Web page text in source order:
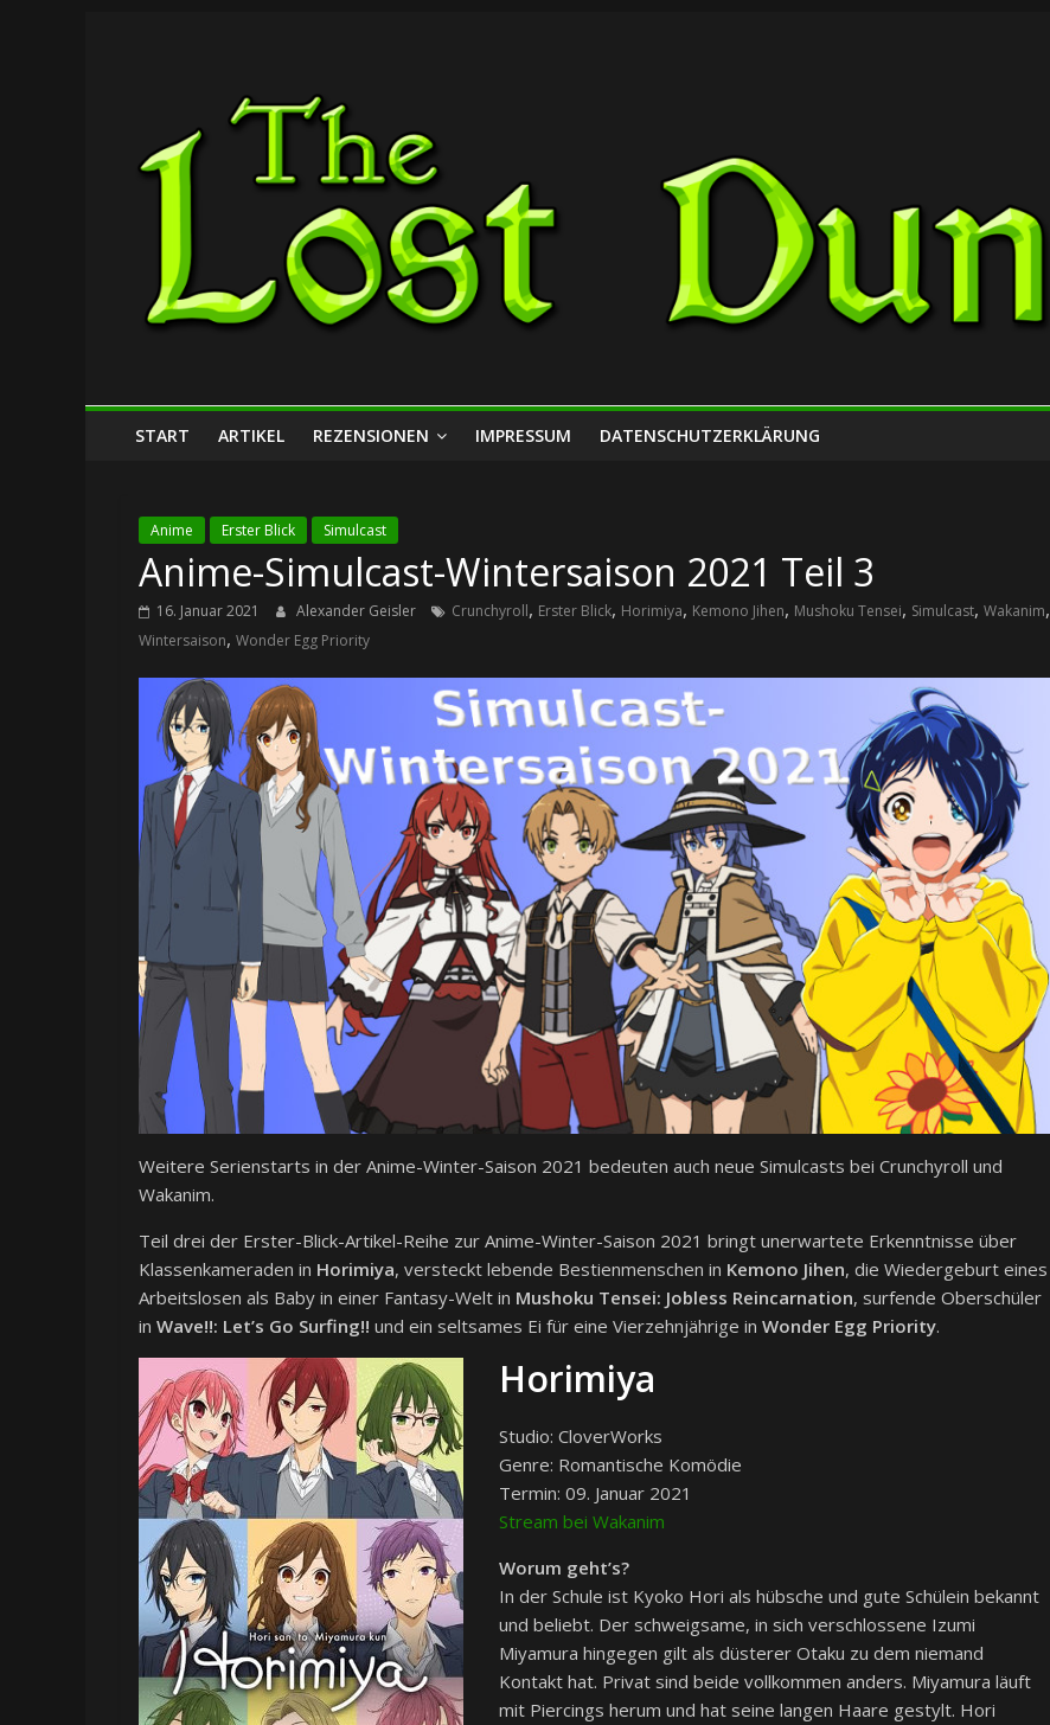
Lost
Dungeon
START ARTIKEL REZENSIONEN IMPRESSUM DATENSCHUTZERKLÄRUNG
Anime Erster Blick Simulcast
Anime-Simulcast-Wintersaison 2021 Teil 3
16. Januar 2021 Alexander Geisler Crunchyroll, Erster Blick, Horimiya, Kemono Jihen, Mushoku Tensei, Simulcast, Wakanim,
Wintersaison, Wonder Egg Priority
Weitere Serienstarts in der Anime-Winter-Saison 2021 bedeuten auch neue Simulcasts bei Crunchyroll und
Wakanim.
Teil drei der Erster-Blick-Artikel-Reihe zur Anime-Winter-Saison 2021 bringt unerwartete Erkenntnisse über
Klassenkameraden in Horimiya, versteckt lebende Bestienmenschen in Kemono Jihen, die Wiedergeburt eines
Arbeitslosen als Baby in einer Fantasy-Welt in Mushoku Tensei: Jobless Reincarnation, surfende Oberschüler
in Wave!!: Let’s Go Surfing!! und ein seltsames Ei für eine Vierzehnjährige in Wonder Egg Priority.
Horimiya
Studio: CloverWorks
Genre: Romantische Komödie
Termin: 09. Januar 2021
Stream bei Wakanim
Worum geht’s?
In der Schule ist Kyoko Hori als hübsche und gute Schülein bekannt
und beliebt. Der schweigsame, in sich verschlossene Izumi
Miyamura hingegen gilt als düsterer Otaku zu dem niemand
Kontakt hat. Privat sind beide vollkommen anders. Miyamura läuft
mit Piercings herum und hat seine langen Haare gestylt. Hori